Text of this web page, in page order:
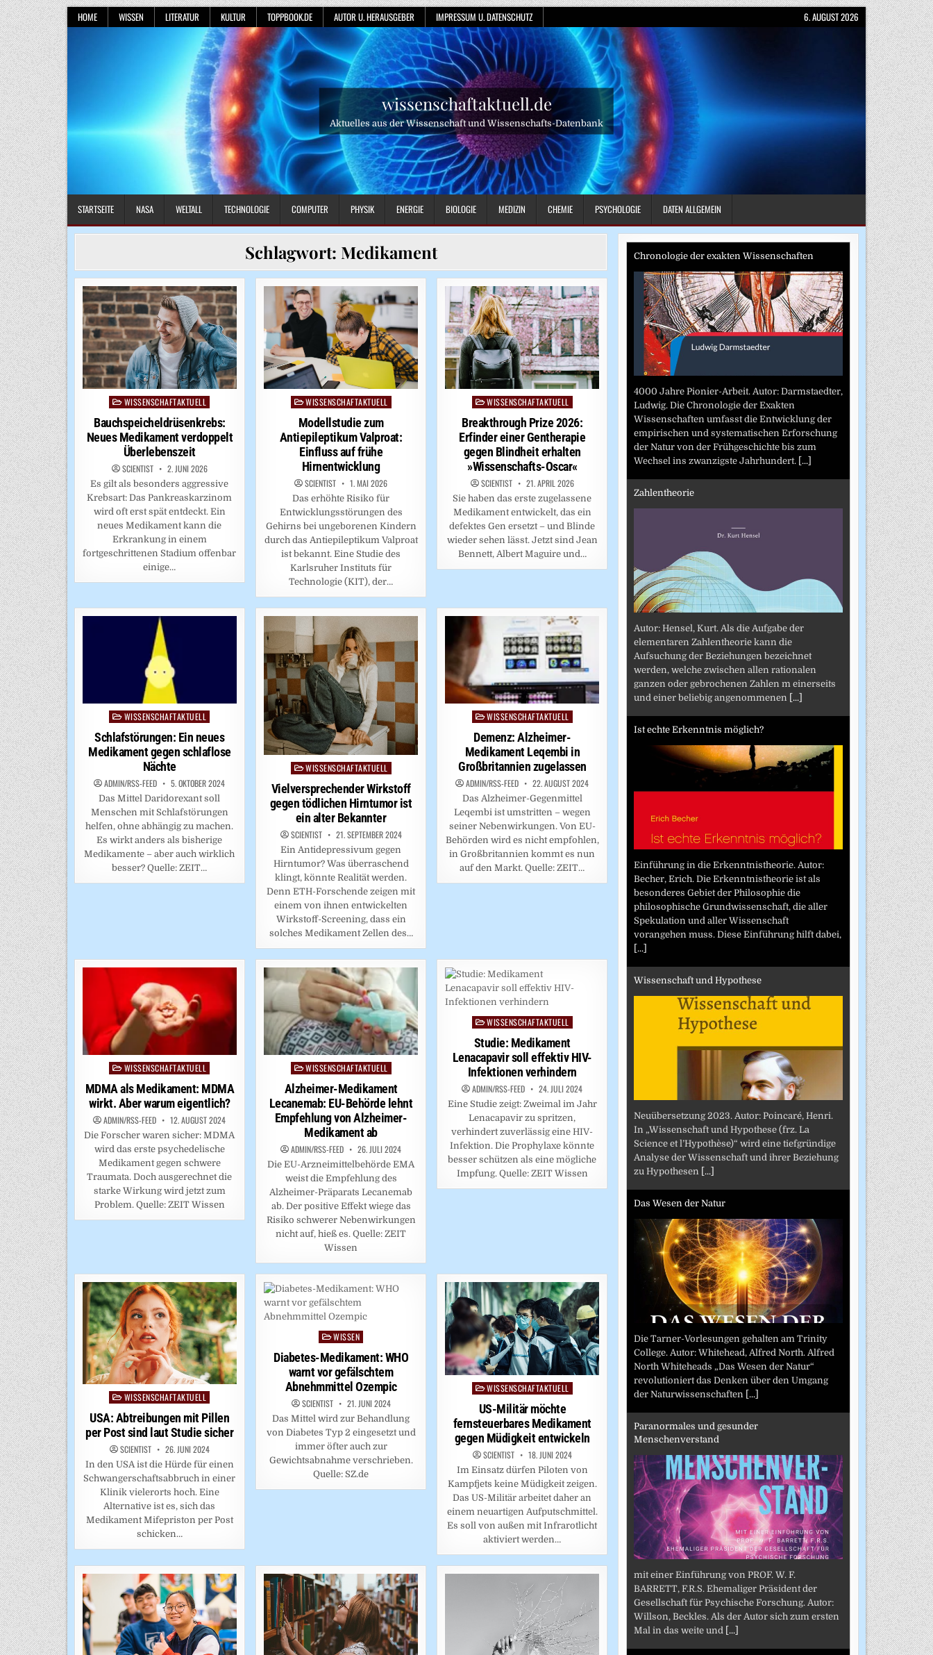
Skip
to
content
HOME WISSEN LITERATUR KULTUR TOPPBOOK.DE AUTOR U. HERAUSGEBER IMPRESSUM U. DATENSCHUTZ 6. AUGUST 2026
wissenschaftaktuell.de
Aktuelles aus der Wissenschaft und Wissenschafts-Datenbank
STARTSEITE NASA WELTALL TECHNOLOGIE COMPUTER PHYSIK ENERGIE BIOLOGIE MEDIZIN CHEMIE PSYCHOLOGIE DATEN ALLGEMEIN
Schlagwort: Medikament
Posted
in
WISSENSCHAFTAKTUELL
Bauchspeicheldrüsenkrebs:
Neues Medikament verdoppelt
Überlebenszeit
SCIENTIST 2. JUNI 2026
Es gilt als besonders aggressive
Krebsart: Das Pankreaskarzinom
wird oft erst spät entdeckt. Ein
neues Medikament kann die
Erkrankung in einem
fortgeschrittenen Stadium offenbar
einige…
PostedWISSENSCHAFTAKTUELL
Modellstudie zum
Antiepileptikum Valproat:
Einfluss auf frühe
Hirnentwicklung
SCIENTIST 1. MAI 2026
Das erhöhte Risiko für
Entwicklungsstörungen des
Gehirns bei ungeborenen Kindern
durch das Antiepileptikum Valproat
ist bekannt. Eine Studie des
Karlsruher Instituts für
Technologie (KIT), der…
PostedWISSENSCHAFTAKTUELL
Breakthrough Prize 2026:
Erfinder einer Gentherapie
gegen Blindheit erhalten
»Wissenschafts-Oscar«
SCIENTIST 21. APRIL 2026
Sie haben das erste zugelassene
Medikament entwickelt, das ein
defektes Gen ersetzt – und Blinde
wieder sehen lässt. Jetzt sind Jean
Bennett, Albert Maguire und…
Posted
in
WISSENSCHAFTAKTUELL
Schlafstörungen: Ein neues
Medikament gegen schlaflose
Nächte
ADMIN/RSS-FEED 5. OKTOBER 2024
Das Mittel Daridorexant soll
Menschen mit Schlafstörungen
helfen, ohne abhängig zu machen.
Es wirkt anders als bisherige
Medikamente – aber auch wirklich
besser? Quelle: ZEIT…
PostedWISSENSCHAFTAKTUELL
Vielversprechender Wirkstoff
gegen tödlichen Hirntumor ist
ein alter Bekannter
SCIENTIST 21. SEPTEMBER 2024
Ein Antidepressivum gegen
Hirntumor? Was überraschend
klingt, könnte Realität werden.
Denn ETH-Forschende zeigen mit
einem von ihnen entwickelten
Wirkstoff-Screening, dass ein
solches Medikament Zellen des…
Posted
in
WISSENSCHAFTAKTUELL
Demenz: Alzheimer-
Medikament Leqembi in
Großbritannien zugelassen
ADMIN/RSS-FEED 22. AUGUST 2024
Das Alzheimer-Gegenmittel
Leqembi ist umstritten – wegen
seiner Nebenwirkungen. Von EU-
Behörden wird es nicht empfohlen,
in Großbritannien kommt es nun
auf den Markt. Quelle: ZEIT…
PostedWISSENSCHAFTAKTUELL
MDMA als Medikament: MDMA
wirkt. Aber warum eigentlich?
ADMIN/RSS-FEED 12. AUGUST 2024
Die Forscher waren sicher: MDMA
wird das erste psychedelische
Medikament gegen schwere
Traumata. Doch ausgerechnet die
starke Wirkung wird jetzt zum
Problem. Quelle: ZEIT Wissen
Posted
in
WISSENSCHAFTAKTUELL
Alzheimer-Medikament
Lecanemab: EU-Behörde lehnt
Empfehlung von Alzheimer-
Medikament ab
ADMIN/RSS-FEED 26. JULI 2024
Die EU-Arzneimittelbehörde EMA
weist die Empfehlung des
Alzheimer-Präparats Lecanemab
ab. Der positive Effekt wiege das
Risiko schwerer Nebenwirkungen
nicht auf, hieß es. Quelle: ZEIT
Wissen
PostedWISSENSCHAFTAKTUELL
Studie: Medikament
Lenacapavir soll effektiv HIV-
Infektionen verhindern
ADMIN/RSS-FEED 24. JULI 2024
Eine Studie zeigt: Zweimal im Jahr
Lenacapavir zu spritzen,
verhindert zuverlässig eine HIV-
Infektion. Die Prophylaxe könnte
besser schützen als eine mögliche
Impfung. Quelle: ZEIT Wissen
PostedWISSENSCHAFTAKTUELL
USA: Abtreibungen mit Pillen
per Post sind laut Studie sicher
SCIENTIST 26. JUNI 2024
In den USA ist die Hürde für einen
Schwangerschaftsabbruch in einer
Klinik vielerorts hoch. Eine
Alternative ist es, sich das
Medikament Mifepriston per Post
schicken…
PostedWISSEN
Diabetes-Medikament: WHO
warnt vor gefälschtem
Abnehmmittel Ozempic
SCIENTIST 21. JUNI 2024
Das Mittel wird zur Behandlung
von Diabetes Typ 2 eingesetzt und
immer öfter auch zur
Gewichtsabnahme verschrieben.
Quelle: SZ.de
Posted
in
WISSENSCHAFTAKTUELL
US-Militär möchte
fernsteuerbares Medikament
gegen Müdigkeit entwickeln
SCIENTIST 18. JUNI 2024
Im Einsatz dürfen Piloten von
Kampfjets keine Müdigkeit zeigen.
Das US-Militär arbeitet daher an
einem neuartigen Aufputschmittel.
Es soll von außen mit Infrarotlicht
aktiviert werden…
Chronologie der exakten Wissenschaften
4000 Jahre Pionier-Arbeit. Autor: Darmstaedter,
Ludwig. Die Chronologie der Exakten
Wissenschaften umfasst die Entwicklung der
empirischen und systematischen Erforschung
der Natur von der Frühgeschichte bis zum
Wechsel ins zwanzigste Jahrhundert. [...]
Zahlentheorie
Autor: Hensel, Kurt. Als die Aufgabe der
elementaren Zahlentheorie kann die
Aufsuchung der Beziehungen bezeichnet
werden, welche zwischen allen rationalen
ganzen oder gebrochenen Zahlen m einerseits
und einer beliebig angenommenen [...]
Ist echte Erkenntnis möglich?
Einführung in die Erkenntnistheorie. Autor:
Becher, Erich. Die Erkenntnistheorie ist als
besonderes Gebiet der Philosophie die
philosophische Grundwissenschaft, die aller
Spekulation und aller Wissenschaft
vorangehen muss. Diese Einführung hilft dabei,
[...]
Wissenschaft und Hypothese
Neuübersetzung 2023. Autor: Poincaré, Henri.
In „Wissenschaft und Hypothese (frz. La
Science et l’Hypothèse)“ wird eine tiefgründige
Analyse der Wissenschaft und ihrer Beziehung
zu Hypothesen [...]
Das Wesen der Natur
Die Tarner-Vorlesungen gehalten am Trinity
College. Autor: Whitehead, Alfred North. Alfred
North Whiteheads „Das Wesen der Natur“
revolutioniert das Denken über den Umgang
der Naturwissenschaften [...]
Paranormales und gesunder
Menschenverstand
mit einer Einführung von PROF. W. F.
BARRETT, F.R.S. Ehemaliger Präsident der
Gesellschaft für Psychische Forschung. Autor:
Willson, Beckles. Als der Autor sich zum ersten
Mal in das weite und [...]